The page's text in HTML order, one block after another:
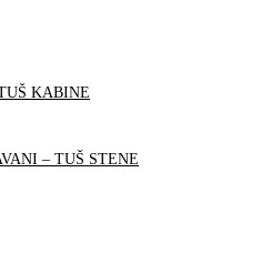
KABINE
– TUŠ STENE